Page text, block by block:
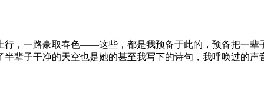
，一路豪取春色——这些，都是我预备于此的，预备把一
辈子干净的天空也是她的甚至我写下的诗句，我呼唤过的